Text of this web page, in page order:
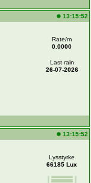
13:15:52
Rate/m
0.0000
Last rain
26-07-2026
13:15:52
Lysstyrke
66185 Lux